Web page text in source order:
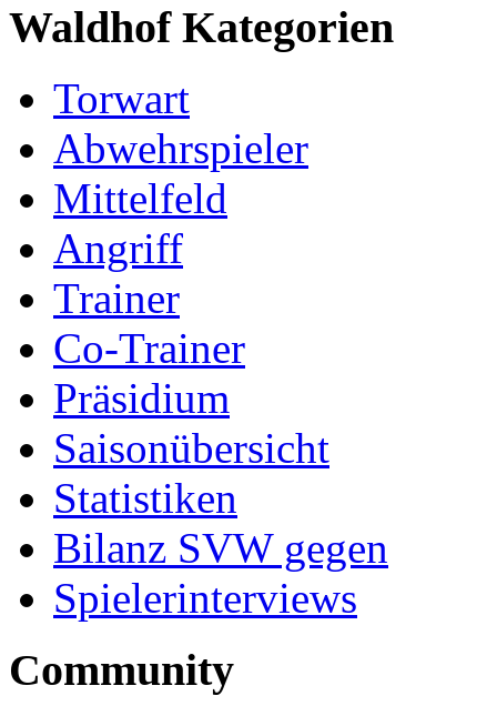
Waldhof Kategorien
Torwart
Abwehrspieler
Mittelfeld
Angriff
Trainer
Co-Trainer
Präsidium
Saisonübersicht
Statistiken
Bilanz SVW gegen
Spielerinterviews
Community